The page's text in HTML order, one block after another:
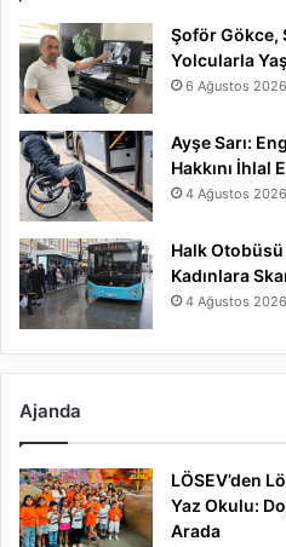
Şoför Gökce,
Yolcularla
6 Ağustos 2026
Ayşe Sarı:
Hakkını İhlal
4 Ağustos 2026
Halk
Kadınlara
4 Ağustos 2026
Ajanda
LÖSEV’den
Yaz Okulu:
Arada